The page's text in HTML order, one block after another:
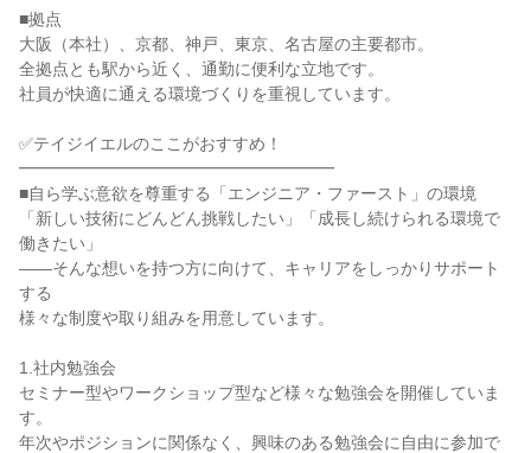
■拠点
大阪（本社）、京都、神戸、東京、名古屋の主要都市。
全拠点とも駅から近く、通勤に便利な立地です。
社員が快適に通える環境づくりを重視しています。
✅テイジイエルのここがおすすめ！
━━━━━━━━━━━━━━━━━━━
■自ら学ぶ意欲を尊重する「エンジニア・ファースト」の環境
「新しい技術にどんどん挑戦したい」「成長し続けられる環境で
働きたい」
――そんな想いを持つ方に向けて、キャリアをしっかりサポート
する
様々な制度や取り組みを用意しています。
1.社内勉強会
セミナー型やワークショップ型など様々な勉強会を開催していま
す。
年次やポジションに関係なく、興味のある勉強会に自由に参加で